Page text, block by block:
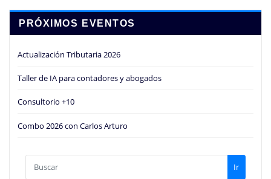
PRÓXIMOS EVENTOS
Actualización Tributaria 2026
Taller de IA para contadores y abogados
Consultorio +10
Combo 2026 con Carlos Arturo
Ir